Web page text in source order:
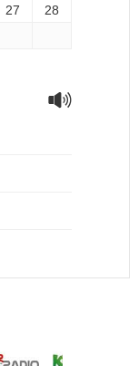
27
28